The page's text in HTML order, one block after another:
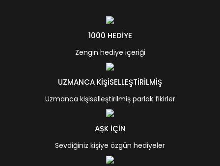
1000 HEDİYE
Zengin hediye içeriği
UZMANCA KİŞİSELLEŞTİRİLMİŞ
Uzmanca kişiselleştirilmiş parlak fikirler
AŞK İÇİN
Sevdiğiniz kişiye özgün hediyeler